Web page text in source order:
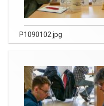
P1090102.jpg